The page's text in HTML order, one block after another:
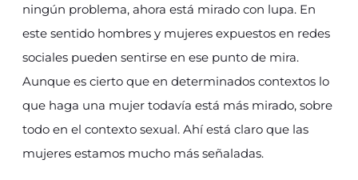
ningún problema, ahora está mirado con lupa. En
este sentido hombres y mujeres expuestos en redes
sociales pueden sentirse en ese punto de mira.
Aunque es cierto que en determinados contextos lo
que haga una mujer todavía está más mirado, sobre
todo en el contexto sexual. Ahí está claro que las
mujeres estamos mucho más señaladas.